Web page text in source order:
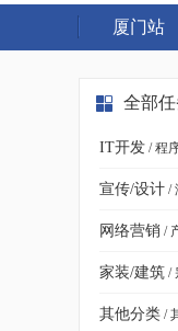
厦门站
全部
IT开发 / 程
宣传/设计 /
网络营销 /
家装/建筑 /
其他分类 /